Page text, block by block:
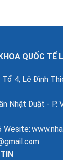
QUỐC TẾ
4, Lê Đình
Nhật Duật - P.
Wesite: